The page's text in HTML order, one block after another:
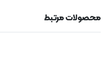
محصولات مرتبط